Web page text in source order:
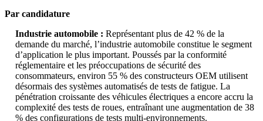
Par candidature
Industrie automobile : Représentant plus de 42 % de la
demande du marché, l’industrie automobile constitue le segment
d’application le plus important. Poussés par la conformité
réglementaire et les préoccupations de sécurité des
consommateurs, environ 55 % des constructeurs OEM utilisent
désormais des systèmes automatisés de tests de fatigue. La
pénétration croissante des véhicules électriques a encore accru la
complexité des tests de roues, entraînant une augmentation de 38
% des configurations de tests multi-environnements.